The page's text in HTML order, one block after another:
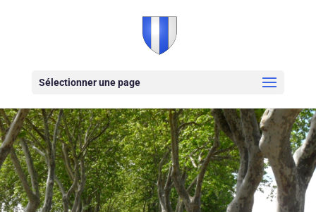
Sélectionner une page